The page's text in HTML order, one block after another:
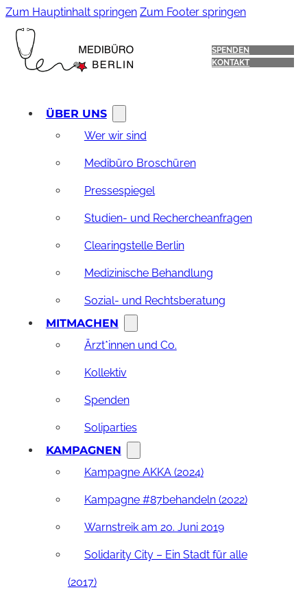
Zum Hauptinhalt springen Zum Footer springen
SPENDEN
KONTAKT
ÜBER UNS
Wer wir sind
Medibüro Broschüren
Pressespiegel
Studien- und Rechercheanfragen
Clearingstelle Berlin
Medizinische Behandlung
Sozial- und Rechtsberatung
MITMACHEN
Ärzt*innen und Co.
Kollektiv
Spenden
Soliparties
KAMPAGNEN
Kampagne AKKA (2024)
Kampagne #87behandeln (2022)
Warnstreik am 20. Juni 2019
Solidarity City – Ein Stadt für alle
(2017)